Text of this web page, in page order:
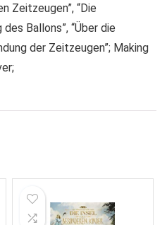
Zeitzeugen”, “Die
Ballons”, “Über die
der Zeitzeugen”; Making